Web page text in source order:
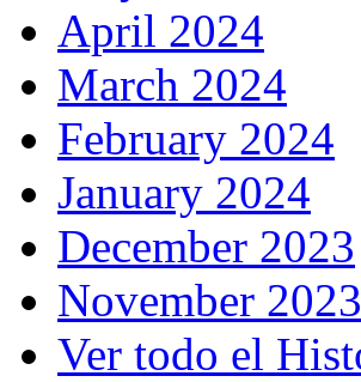
April 2024
March 2024
February 2024
January 2024
December 2023
November 2023
Ver todo el